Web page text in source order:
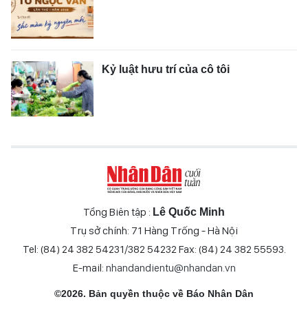
Kỷ luật hưu trí của cô tôi
Tổng Biên tập : Lê Quốc Minh
Trụ sở chính: 71 Hàng Trống - Hà Nội
Tel: (84) 24 382 54231/382 54232 Fax: (84) 24 382 55593.
E-mail: nhandandientu@nhandan.vn
©2026. Bản quyền thuộc về Báo Nhân Dân